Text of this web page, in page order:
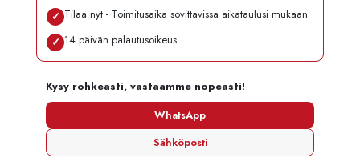
✓ Tilaa nyt - Toimitusaika sovittavissa aikataulusi mukaan
✓ 14 päivän palautusoikeus
Kysy rohkeasti, vastaamme nopeasti!
WhatsApp
Sähköposti